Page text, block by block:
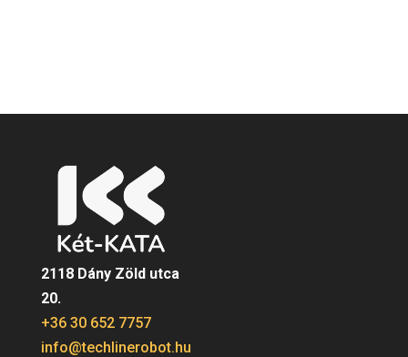
2118 Dány Zöld utca
20.
+36 30 652 7757
info@techlinerobot.hu